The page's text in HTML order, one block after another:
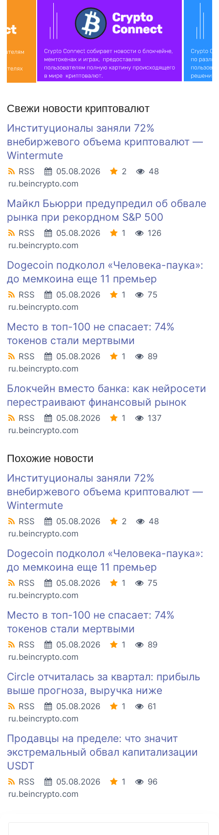
Свежи новости криптовалют
Институционалы заняли 72%
внебиржевого объема криптовалют —
Wintermute
RSS 05.08.2026 2
48
ru.beincrypto.com
Майкл Бьюрри предупредил об обвале
рынка при рекордном S&P 500
RSS 05.08.2026 1
126
ru.beincrypto.com
Dogecoin подколол «Человека-паука»:
до мемкоина еще 11 премьер
RSS 05.08.2026 1
75
ru.beincrypto.com
Место в топ-100 не спасает: 74%
токенов стали мертвыми
RSS 05.08.2026 1
89
ru.beincrypto.com
Блокчейн вместо банка: как нейросети
перестраивают финансовый рынок
RSS 05.08.2026 1
137
ru.beincrypto.com
Похожие новости
Институционалы заняли 72%
внебиржевого объема криптовалют —
Wintermute
RSS 05.08.2026 2
48
ru.beincrypto.com
Dogecoin подколол «Человека-паука»:
до мемкоина еще 11 премьер
RSS 05.08.2026 1
75
ru.beincrypto.com
Место в топ-100 не спасает: 74%
токенов стали мертвыми
RSS 05.08.2026 1
89
ru.beincrypto.com
Circle отчиталась за квартал: прибыль
выше прогноза, выручка ниже
RSS 05.08.2026 1
61
ru.beincrypto.com
Продавцы на пределе: что значит
экстремальный обвал капитализации
USDT
RSS 05.08.2026 1
96
ru.beincrypto.com